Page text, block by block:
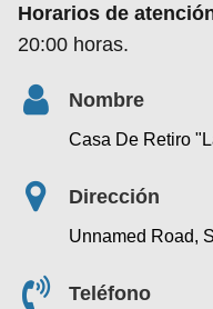
Horarios de
20:00 horas.
Nombre
Casa De Retiro
Dirección
Unnamed Road,
Teléfono